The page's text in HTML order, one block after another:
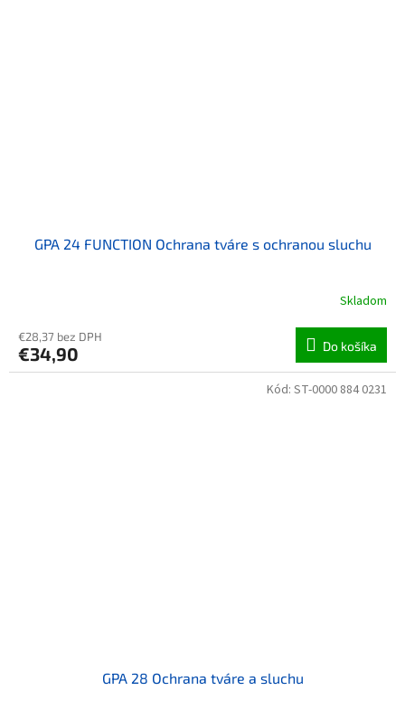
GPA 24 FUNCTION Ochrana tváre s ochranou sluchu
Skladom
€28,37 bez DPH
€34,90 Do košíka
GPA 28 Ochrana tváre a sluchu
Kód: ST-0000 884 0231